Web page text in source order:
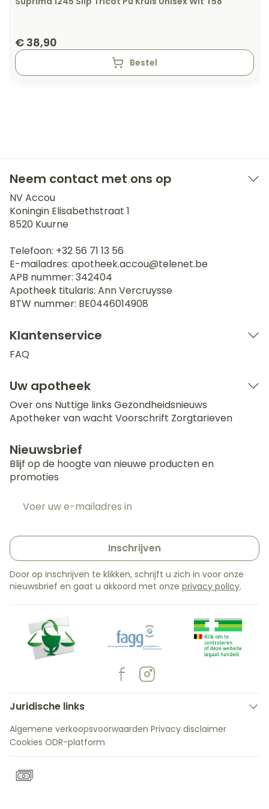
€ 38,90
Bestel
Neem contact met ons op
NV Accou
Koningin Elisabethstraat 1
8520 Kuurne
Telefoon: +32 56 71 13 56
E-mailadres: apotheek.accou@telenet.be
APB nummer: 342404
Apotheek titularis: Ann Vercruysse
BTW nummer: BE0446014908
Klantenservice
FAQ
Uw apotheek
Over ons Nuttige links Gezondheidsnieuws
Apotheker van wacht Voorschrift Zorgtarieven
Nieuwsbrief
Blijf op de hoogte van nieuwe producten en
promoties
Inschrijven
Door op inschrijven te klikken, schrijft u zich in voor onze
nieuwsbrief en gaat u akkoord met onze privacy policy.
Juridische links
Algemene verkoopsvoorwaarden Privacy disclaimer
Cookies ODR-platform